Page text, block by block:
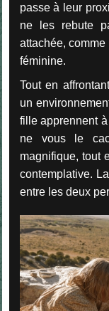
passe à leur
ne les rebute
attachée,
féminine.
Tout en
un
fille apprennent
ne vous le
magnifique, tout
contemplative.
entre les deux